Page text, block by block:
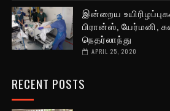
இன்றைய
பிரான்ஸ், யேர்மனி,
நெதர்லாந்து
APRIL 25, 2020
RECENT POSTS